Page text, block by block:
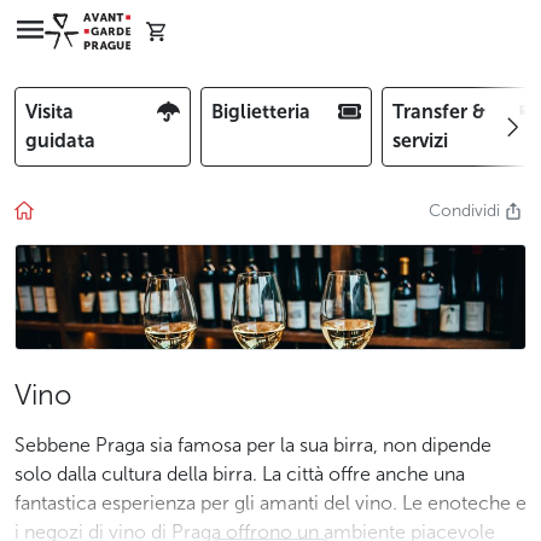
Visita
guidata
Biglietteria
Transfer &
servizi
Condividi
Vino
Sebbene Praga sia famosa per la sua birra, non dipende
solo dalla cultura della birra. La città offre anche una
fantastica esperienza per gli amanti del vino. Le enoteche e
i negozi di vino di Praga offrono un ambiente piacevole